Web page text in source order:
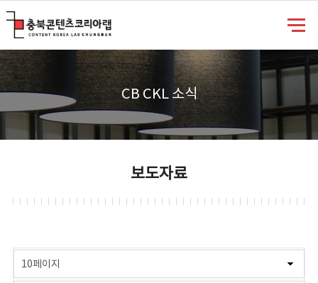
CB CKL 소식
보도자료